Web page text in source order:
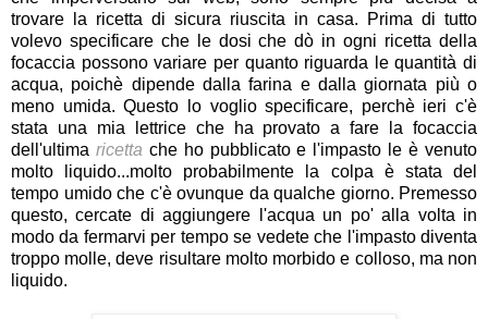
trovare la ricetta di sicura riuscita in casa. Prima di tutto
volevo specificare che le dosi che dò in ogni ricetta della
focaccia possono variare per quanto riguarda le quantità di
acqua, poichè dipende dalla farina e dalla giornata più o
meno umida. Questo lo voglio specificare, perchè ieri c'è
stata una mia lettrice che ha provato a fare la focaccia
dell'ultima ricetta che ho pubblicato e l'impasto le è venuto
molto liquido...molto probabilmente la colpa è stata del
tempo umido che c'è ovunque da qualche giorno. Premesso
questo, cercate di aggiungere l'acqua un po' alla volta in
modo da fermarvi per tempo se vedete che l'impasto diventa
troppo molle, deve risultare molto morbido e colloso, ma non
liquido.